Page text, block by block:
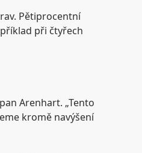
Pětiprocentní
při čtyřech
Arenhart. „Tento
kromě navýšení